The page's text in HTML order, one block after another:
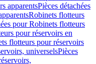
apparentsPièces détachées
Robinets flotteurs
pour Robinets flotteurs
pour réservoirs en
flotteurs pour réservoirs
universelsPièces